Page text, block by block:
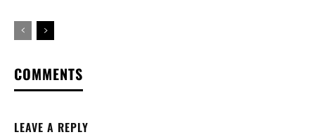
COMMENTS
LEAVE A REPLY